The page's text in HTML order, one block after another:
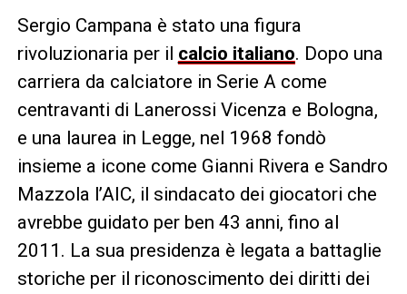
Sergio Campana è stato una figura
rivoluzionaria per il calcio italiano. Dopo una
carriera da calciatore in Serie A come
centravanti di Lanerossi Vicenza e Bologna,
e una laurea in Legge, nel 1968 fondò
insieme a icone come Gianni Rivera e Sandro
Mazzola l’AIC, il sindacato dei giocatori che
avrebbe guidato per ben 43 anni, fino al
2011. La sua presidenza è legata a battaglie
storiche per il riconoscimento dei diritti dei